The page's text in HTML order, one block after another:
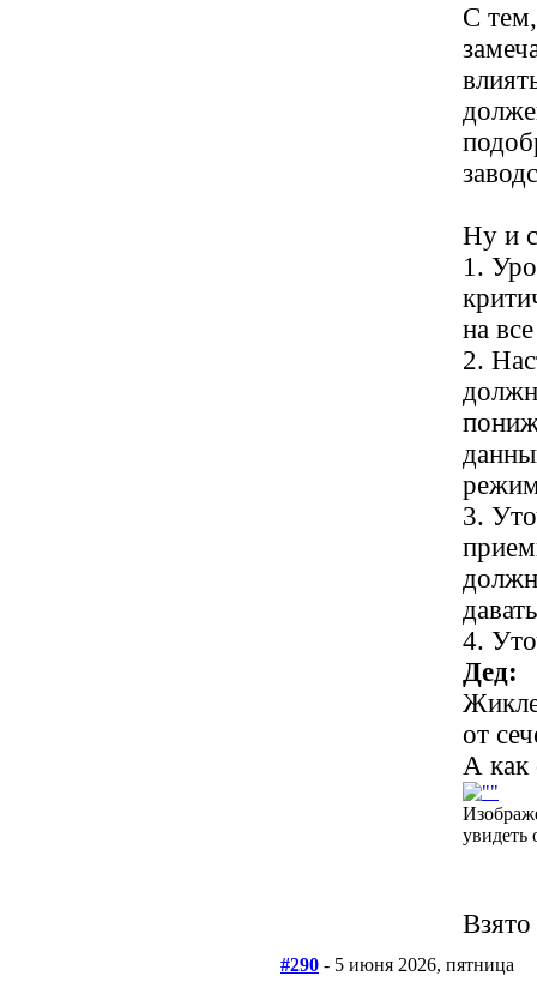
С
Ну и
1.
на
2.
3.
4.
Дед:
от
А как
увидеть
#290 - 5 июня 2026, пятница